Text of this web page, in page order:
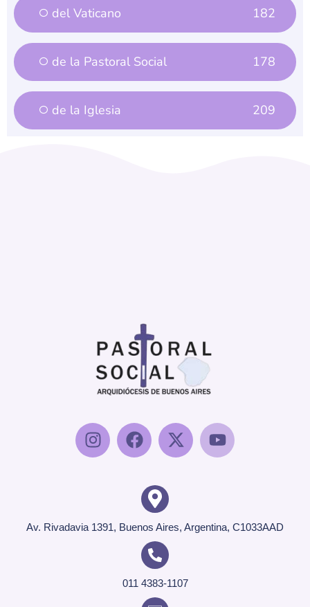
del Vaticano 182
de la Pastoral Social 178
de la Iglesia 209
Av. Rivadavia 1391, Buenos Aires, Argentina, C1033AAD
011 4383-1107